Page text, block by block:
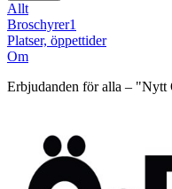
Allt
Broschyrer1
Platser, öppettider
Om
Erbjudanden för alla – "Nytt